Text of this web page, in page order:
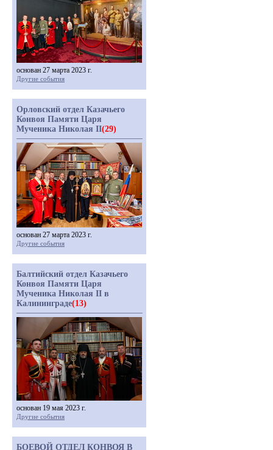
основан 27 марта 2023 г.
Другие события
Орловский отдел Казачьего
Конвоя Памяти Царя
Мученика Николая II(29)
основан 27 марта 2023 г.
Другие события
Балтийский отдел Казачьего
Конвоя Памяти Царя
Мученика Николая II в
Калининграде(13)
основан 19 мая 2023 г.
Другие события
БОЕВОЙ ОТДЕЛ КОНВОЯ В